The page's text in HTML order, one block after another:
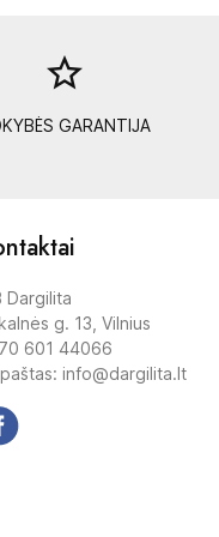
star_border
GARANTIJA
Dargilita
g. 13, Vilnius
601 44066
info@dargilita.lt